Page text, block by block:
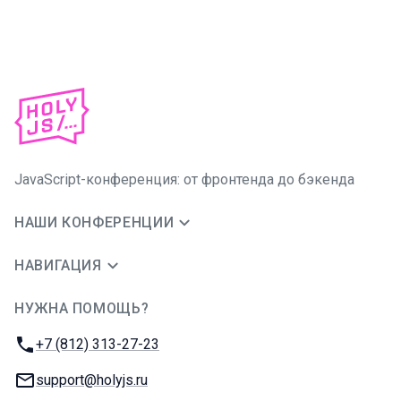
JavaScript-конференция: от фронтенда до бэкенда
НАШИ КОНФЕРЕНЦИИ
НАВИГАЦИЯ
НУЖНА ПОМОЩЬ?
Телефон:
+7 (812) 313-27-23
E-mail:
support@holyjs.ru